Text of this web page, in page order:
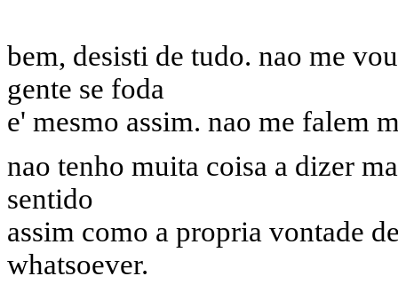
bem, desisti de tudo. nao me
gente se foda
e' mesmo assim. nao me falem
nao tenho muita coisa a dizer
sentido
assim como a propria vontade
whatsoever.